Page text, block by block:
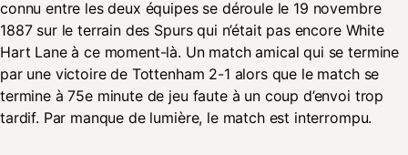
connu entre les deux équipes se déroule le 19 novembre
1887 sur le terrain des Spurs qui n’était pas encore White
Hart Lane à ce moment-là. Un match amical qui se termine
par une victoire de Tottenham 2-1 alors que le match se
termine à 75e minute de jeu faute à un coup d’envoi trop
tardif. Par manque de lumière, le match est interrompu.